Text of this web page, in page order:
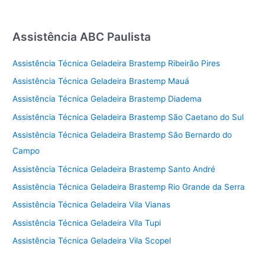
Assistência ABC Paulista
Assistência Técnica Geladeira Brastemp Ribeirão Pires
Assistência Técnica Geladeira Brastemp Mauá
Assistência Técnica Geladeira Brastemp Diadema
Assistência Técnica Geladeira Brastemp São Caetano do Sul
Assistência Técnica Geladeira Brastemp São Bernardo do
Campo
Assistência Técnica Geladeira Brastemp Santo André
Assistência Técnica Geladeira Brastemp Rio Grande da Serra
Assistência Técnica Geladeira Vila Vianas
Assistência Técnica Geladeira Vila Tupi
Assistência Técnica Geladeira Vila Scopel